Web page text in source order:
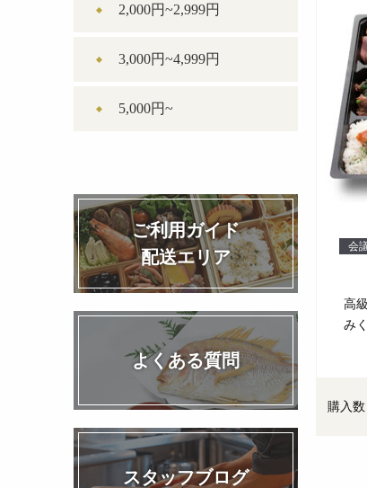
会
高
み
購入数
2,000円~2,999円
3,000円~4,999円
5,000円~
ご利用ガイド
配送エリア
よくある質問
スタッフブログ